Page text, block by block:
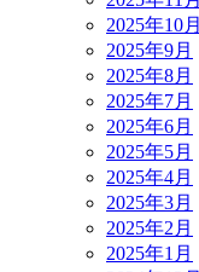
2025年10月
2025年9月
2025年8月
2025年7月
2025年6月
2025年5月
2025年4月
2025年3月
2025年2月
2025年1月